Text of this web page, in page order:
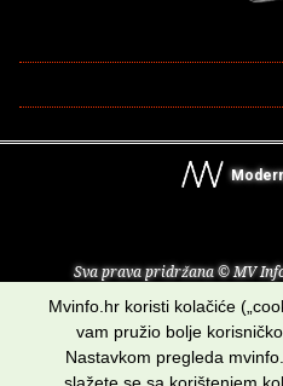
Sva prava pridržana © MV
Uvjeti
Potraži
Mvinfo.hr koristi kolačiće
vam pružio bolje
Nastavkom pregleda